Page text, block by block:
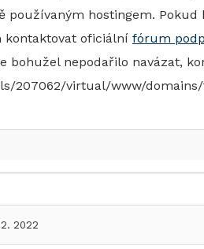
používaným hostingem.
oficiální fórum
bohužel nepodařilo navázat,
207062/virtual/www/
2022